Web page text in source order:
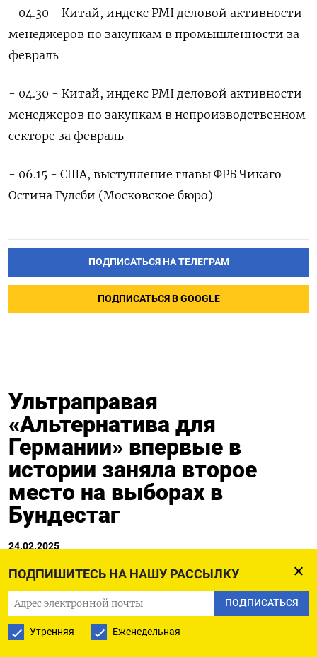
ПОДПИШИТЕСЬ НА НАШУ РАССЫЛКУ
ПОДПИСАТЬСЯ
Утренняя Еженедельная
- 04.30 - Китай, индекс PMI деловой активности
менеджеров по закупкам в промышленноcти за
февраль
- 04.30 - Китай, индекс PMI деловой активности
менеджеров по закупкам в непроизводственном
секторе за февраль
- 06.15 - США, выступление главы ФРБ Чикаго
Остина Гулсби (Московское бюро)
ПОДПИСАТЬСЯ НА ТЕЛЕГРАМ
ПОДПИСАТЬСЯ В GOOGLE
Ультраправая
«Альтернатива для
Германии» впервые в
истории заняла второе
место на выборах в
Бундестаг
24.02.2025